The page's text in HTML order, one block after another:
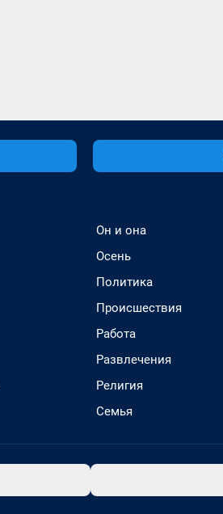
Он и она
Осень
Политика
Происшествия
Работа
Развлечения
Религия
Семья